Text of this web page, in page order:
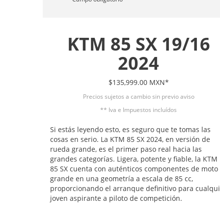
KTM 85 SX 19/16
2024
$135,999.00 MXN*
Precios sujetos a cambio sin previo aviso
** Iva e Impuestos incluídos
Si estás leyendo esto, es seguro que te tomas las
cosas en serio. La KTM 85 SX 2024, en versión de
rueda grande, es el primer paso real hacia las
grandes categorías. Ligera, potente y fiable, la KTM
85 SX cuenta con auténticos componentes de moto
grande en una geometría a escala de 85 cc,
proporcionando el arranque definitivo para
joven aspirante a piloto de competición.